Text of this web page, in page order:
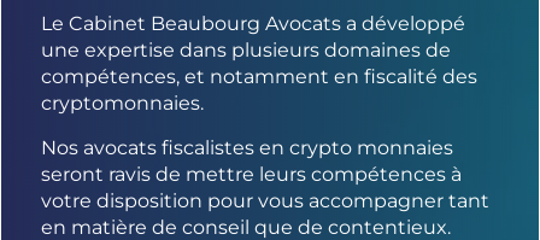
Le Cabinet Beaubourg Avocats a développé
une expertise dans plusieurs domaines de
compétences, et notamment en fiscalité des
cryptomonnaies.
Nos avocats fiscalistes en crypto monnaies
seront ravis de mettre leurs compétences à
votre disposition pour vous accompagner tant
en matière de conseil que de contentieux.